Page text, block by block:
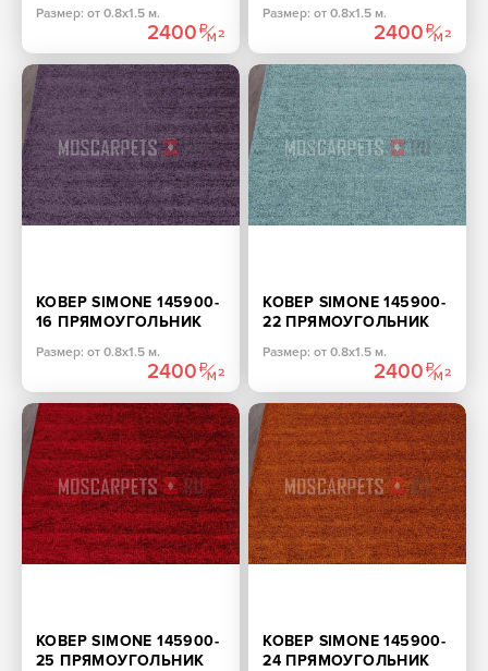
Размер: от 0.8х1.5 м.
2400
Размер: от 0.8х1.5 м.
2400
КОВЕР SIMONE 145900-
16 ПРЯМОУГОЛЬНИК
Размер: от 0.8х1.5 м.
2400
КОВЕР SIMONE 145900-
22 ПРЯМОУГОЛЬНИК
Размер: от 0.8х1.5 м.
2400
КОВЕР SIMONE 145900-
25 ПРЯМОУГОЛЬНИК
КОВЕР SIMONE 145900-
24 ПРЯМОУГОЛЬНИК